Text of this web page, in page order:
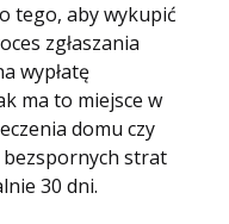
tego, aby wykupić
zgłaszania
wypłatę
ma to miejsce w
domu czy
bezspornych strat
30 dni.